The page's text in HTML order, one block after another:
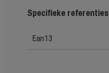
Specifieke referenties
Ean13